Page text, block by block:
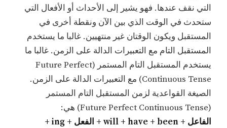
التي نقف عندها. فهو يشير إلى الأحداث أو الأفعال التي
ستحدث في الوقت الذي بين الآن ونقطة أخرى في
المستقبل ويكون الوقتان غير منتهيين. غالبا ما يستخدم
المستقبل التام مع التعبيرات الدالة على الزمن. غالبا ما
يستخدم المستقبل التام المستمر (Future Perfect
Continuous Tense) مع التعبيرات الدالة على الزمن.
الصيغة القواعدية لزمن المستقبل التام المستمر
(Future Perfect Continuous Tense) هي:
الفاعل + will + have + been + الفعل + ing +